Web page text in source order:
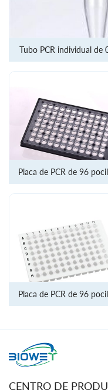
Tubo PCR individual de
Placa de PCR de 96
Placa de PCR de 96
CENTRO DE